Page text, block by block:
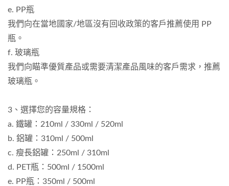
e. PP瓶
我們向在當地國家/地區沒有回收政策的客戶推薦使用 PP
瓶。
f. 玻璃瓶
我們向瞄準優質產品或需要清潔產品風味的客戶需求，推薦
玻璃瓶。
3、選擇您的容量規格：
a. 鐵罐：210ml / 330ml / 520ml
b. 鋁罐：310ml / 500ml
c. 瘦長鋁罐：250ml / 310ml
d. PET瓶：500ml / 1500ml
e. PP瓶：350ml / 500ml